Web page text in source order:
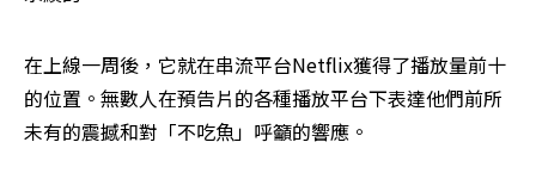
在上線一周後，它就在串流平台Netflix獲得了播放量前十
的位置。無數人在預告片的各種播放平台下表達他們前所
未有的震撼和對「不吃魚」呼籲的響應。